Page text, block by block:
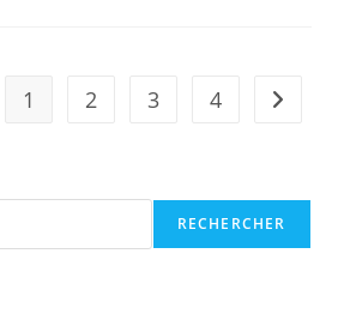
1 2 3 4 Aller à
RECHERCHER